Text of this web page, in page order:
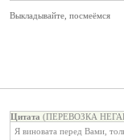
Выкладывайте, посмеёмся
Цитата (ПЕРЕВОЗКА
Я виновата перед Вами,